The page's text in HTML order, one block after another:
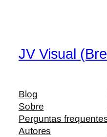
JV Visual
Blog
Sobre
Perguntas
Autores